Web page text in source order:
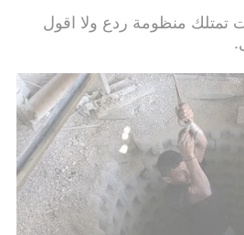
منظومة ردع ولا اقول